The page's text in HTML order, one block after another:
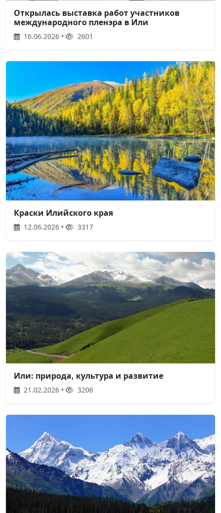
Открылась выставка работ участников
международного пленэра в Или
16.06.2026 • 2601
Краски Илийского края
12.06.2026 • 3317
Или: природа, культура и развитие
21.02.2026 • 3206